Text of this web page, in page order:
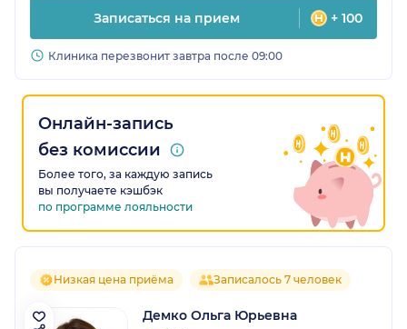
Записаться на прием + 100
Клиника перезвонит завтра после 09:00
Онлайн-запись
без комиссии
Более того, за каждую запись
вы получаете кэшбэк
по программе лояльности
Низкая цена приёма Записалось 7 человек
Демко Ольга Юрьевна